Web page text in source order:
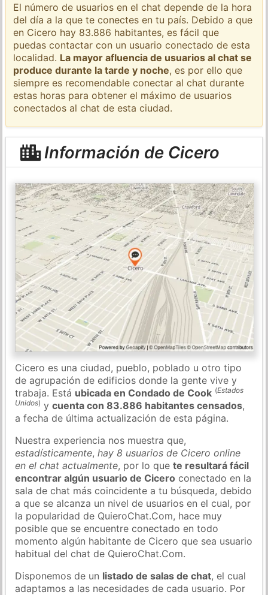
El número de usuarios en el chat depende de la hora
del día a la que te conectes en tu país. Debido a que
en Cicero hay 83.886 habitantes, es fácil que
puedas contactar con un usuario conectado de esta
localidad. La mayor afluencia de usuarios al chat se
produce durante la tarde y noche, es por ello que
siempre es recomendable conectar al chat durante
estas horas para obtener el máximo de usuarios
conectados al chat de esta ciudad.
Información de Cicero
Cicero es una ciudad, pueblo, poblado u otro tipo
de agrupación de edificios donde la gente vive y
trabaja. Está ubicada en Condado de Cook (Estados
Unidos) ycuenta con 83.886 habitantes censados,
a fecha de última actualización de esta página.
Nuestra experiencia nos muestra que,
estadísticamente,hay 8 usuarios de Cicero online
en el chat actualmente, por lo quete resultará fácil
encontrar algún usuario de Cicero conectado en la
sala de chat más coincidente a tu búsqueda, debido
a que se alcanza un nivel de usuarios en el cual, por
la popularidad de QuieroChat.Com, hace muy
posible que se encuentre conectado en todo
momento algún habitante de Cicero que sea usuario
habitual del chat de QuieroChat.Com.
Disponemos de un listado de salas de chat, el cual
adaptamos a las necesidades de cada usuario. Por